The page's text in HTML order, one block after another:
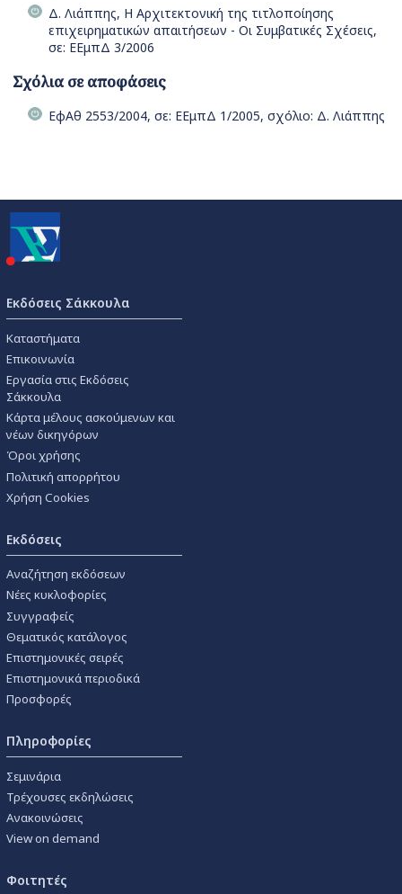
Δ. Λιάππης, Η Αρχιτεκτονική της τιτλοποίησης
επιχειρηματικών απαιτήσεων - Οι Συμβατικές Σχέσεις,
σε: ΕΕμπΔ 3/2006
Σχόλια σε αποφάσεις
ΕφΑθ 2553/2004, σε: ΕΕμπΔ 1/2005, σχόλιο: Δ. Λιάππης
Εκδόσεις Σάκκουλα
Καταστήματα
Επικοινωνία
Εργασία στις Εκδόσεις
Σάκκουλα
Κάρτα μέλους ασκούμενων και
νέων δικηγόρων
Όροι χρήσης
Πολιτική απορρήτου
Χρήση Cookies
Εκδόσεις
Αναζήτηση εκδόσεων
Νέες κυκλοφορίες
Συγγραφείς
Θεματικός κατάλογος
Επιστημονικές σειρές
Επιστημονικά περιοδικά
Προσφορές
Πληροφορίες
Σεμινάρια
Τρέχουσες εκδηλώσεις
Ανακοινώσεις
View on demand
Φοιτητές